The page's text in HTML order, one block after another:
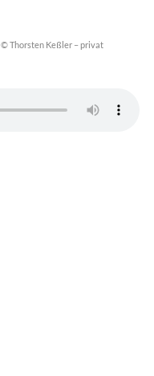
© Thorsten Keßler – privat